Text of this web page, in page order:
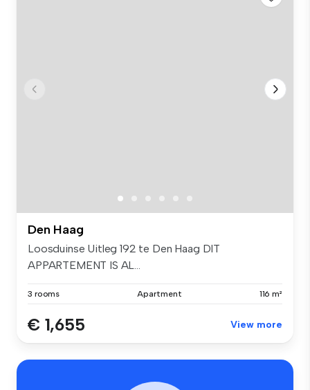
Den Haag
Loosduinse Uitleg 192 te Den Haag DIT
APPARTEMENT IS AL...
3 rooms Apartment 116 m²
€ 1,655 View more